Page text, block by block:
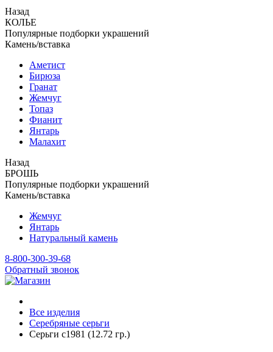
Назад
КОЛЬЕ
Популярные подборки украшений
Камень/вставка
Аметист
Бирюза
Гранат
Жемчуг
Топаз
Фианит
Янтарь
Малахит
Назад
БРОШЬ
Популярные подборки украшений
Камень/вставка
Жемчуг
Янтарь
Натуральный камень
8-800-300-39-68
Обратный звонок
Все изделия
Серебряные серьги
Серьги с1981 (12.72 гр.)